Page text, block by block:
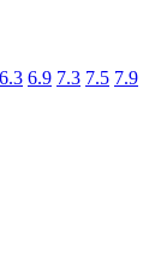
6.3 6.9 7.3 7.5 7.9